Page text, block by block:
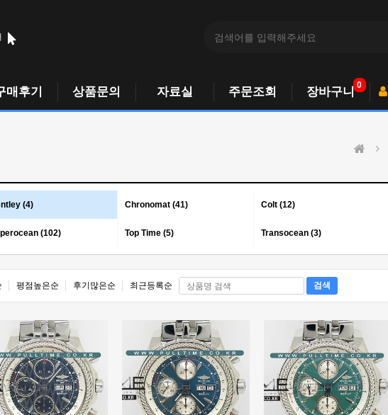
매후기 상품문의 자료실 주문조회 0
장바구니
(4) Chronomat (41) Colt (12)
(102) Top Time (5) Transocean (3)
평점높은순 후기많은순 최근등록순